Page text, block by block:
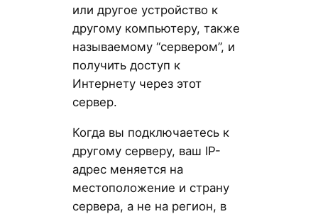
или другое устройство к
другому компьютеру, также
называемому “сервером”, и
получить доступ к
Интернету через этот
сервер.
Когда вы подключаетесь к
другому серверу, ваш IP-
адрес меняется на
местоположение и страну
сервера, а не на регион, в